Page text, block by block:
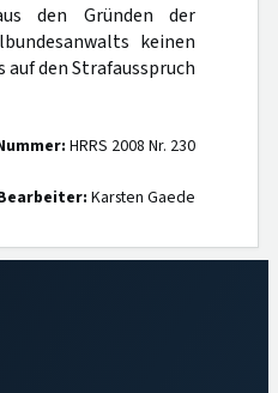
den Gründen der
keinen
auf den Strafausspruch
HRRS 2008 Nr. 230
Karsten Gaede